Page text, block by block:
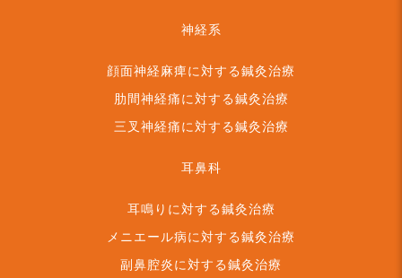
神経系
顔面神経麻痺に対する鍼灸治療
肋間神経痛に対する鍼灸治療
三叉神経痛に対する鍼灸治療
耳鼻科
耳鳴りに対する鍼灸治療
メニエール病に対する鍼灸治療
副鼻腔炎に対する鍼灸治療